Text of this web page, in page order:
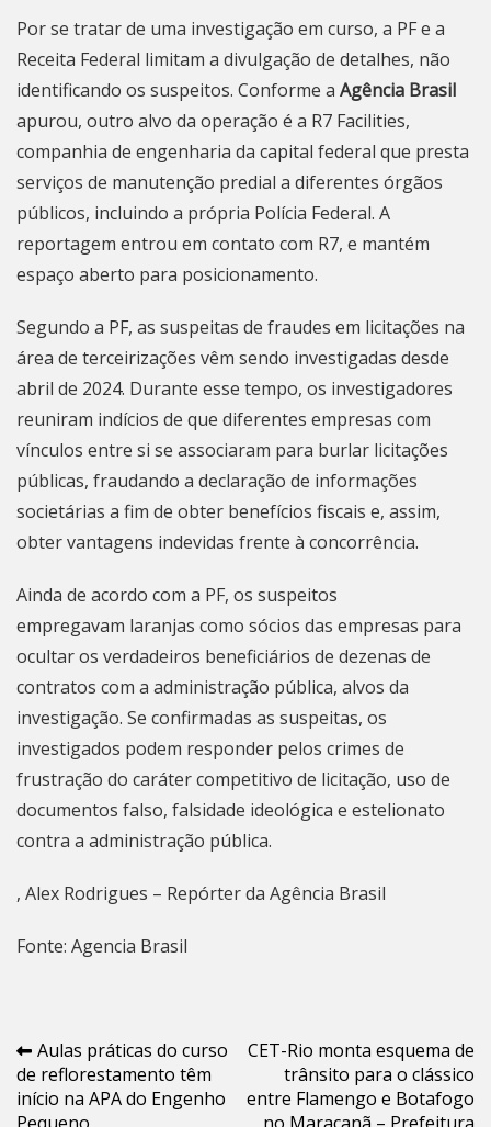
Por se tratar de uma investigação em curso, a PF e a
Receita Federal limitam a divulgação de detalhes, não
identificando os suspeitos. Conforme a Agência Brasil
apurou, outro alvo da operação é a R7 Facilities,
companhia de engenharia da capital federal que presta
serviços de manutenção predial a diferentes órgãos
públicos, incluindo a própria Polícia Federal. A
reportagem entrou em contato com R7, e mantém
espaço aberto para posicionamento.
Segundo a PF, as suspeitas de fraudes em licitações na
área de terceirizações vêm sendo investigadas desde
abril de 2024. Durante esse tempo, os investigadores
reuniram indícios de que diferentes empresas com
vínculos entre si se associaram para burlar licitações
públicas, fraudando a declaração de informações
societárias a fim de obter benefícios fiscais e, assim,
obter vantagens indevidas frente à concorrência.
Ainda de acordo com a PF, os suspeitos
empregavam laranjas como sócios das empresas para
ocultar os verdadeiros beneficiários de dezenas de
contratos com a administração pública, alvos da
investigação. Se confirmadas as suspeitas, os
investigados podem responder pelos crimes de
frustração do caráter competitivo de licitação, uso de
documentos falso, falsidade ideológica e estelionato
contra a administração pública.
, Alex Rodrigues – Repórter da Agência Brasil
Fonte: Agencia Brasil
Navegação
de
Aulas práticas do curso
de reflorestamento têm
início na APA do Engenho
CET-Rio monta esquema de
trânsito para o clássico
entre Flamengo e Botafogo